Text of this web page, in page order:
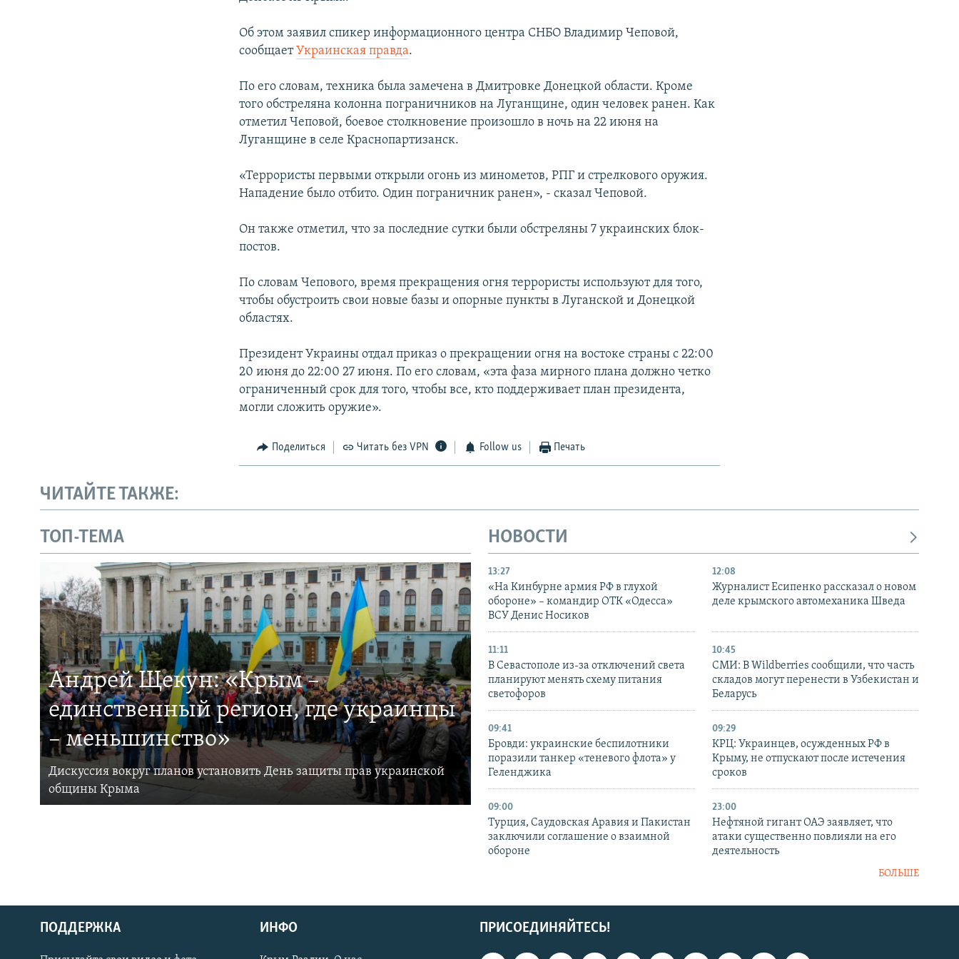
Об этом заявил спикер информационного центра СНБО Владимир Чеповой,
сообщает Украинская правда.
По его словам, техника была замечена в Дмитровке Донецкой области. Кроме
того обстреляна колонна пограничников на Луганщине, один человек ранен. Как
отметил Чеповой, боевое столкновение произошло в ночь на 22 июня на
Луганщине в селе Краснопартизанск.
«Террористы первыми открыли огонь из минометов, РПГ и стрелкового оружия.
Нападение было отбито. Один пограничник ранен», - сказал Чеповой.
Он также отметил, что за последние сутки были обстреляны 7 украинских блок-
постов.
По словам Чепового, время прекращения огня террористы используют для того,
чтобы обустроить свои новые базы и опорные пункты в Луганской и Донецкой
областях.
Президент Украины отдал приказ о прекращении огня на востоке страны с 22:00
20 июня до 22:00 27 июня. По его словам, «эта фаза мирного плана должно четко
ограниченный срок для того, чтобы все, кто поддерживает план президента,
могли сложить оружие».
Поделиться Читать без VPN Follow us Печать
ЧИТАЙТЕ ТАКЖЕ:
ТОП-ТЕМА
Андрей Щекун: «Крым –
единственный регион, где украинцы
– меньшинство»
Дискуссия вокруг планов установить День защиты прав украинской
общины Крыма
НОВОСТИ
13:27
«На Кинбурне армия РФ в глухой
обороне» – командир ОТК «Одесса»
ВСУ Денис Носиков
12:08
Журналист Есипенко рассказал о новом
деле крымского автомеханика Шведа
11:11
В Севастополе из-за отключений света
планируют менять схему питания
светофоров
10:45
СМИ: В Wildberries сообщили, что часть
складов могут перенести в Узбекистан и
Беларусь
09:41
Бровди: украинские беспилотники
поразили танкер «теневого флота» у
Геленджика
09:29
КРЦ: Украинцев, осужденных РФ в
Крыму, не отпускают после истечения
сроков
09:00
Турция, Саудовская Аравия и Пакистан
заключили соглашение о взаимной
обороне
23:00
Нефтяной гигант ОАЭ заявляет, что
атаки существенно повлияли на его
деятельность
БОЛЬШЕ
ПРИСОЕДИНЯЙТЕСЬ!
ПОДДЕРЖКА ИНФО